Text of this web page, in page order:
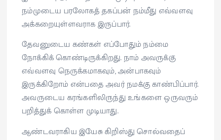
நம்முடைய பரலோகத் தகப்பன் நம்மீது எவ்வளவு
அக்கறையுள்ளவராக இருப்பார்.
தேவனுடைய கண்கள் எப்போதும் நம்மை
நோக்கிக் கொண்டிருக்கிறது. நாம் அவருக்கு
எவ்வளவு நெருக்கமாகவும், அன்பாகவும்
இருக்கிறோம் என்பதை அவர் நமக்கு காண்பிப்பார்.
அவருடைய கரங்களிலிருந்து உங்களை ஒருவரும்
பறித்துக் கொள்ள முடியாது.
ஆண்டவராகிய இயேசு கிறிஸ்து சொல்வதைப்